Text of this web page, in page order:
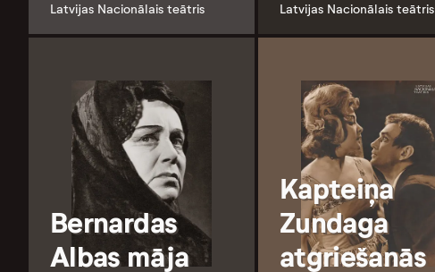
Latvijas Nacionālais teātris Latvijas Nacionālais teātris
Bernardas
Albas māja
Kapteiņa
Zundaga
atgriešanās